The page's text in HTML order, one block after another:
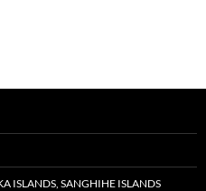
ISLANDS, SANGHIHE ISLANDS